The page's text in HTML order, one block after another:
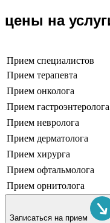
цены на
Прием специалистов
Прием терапевта
Прием онколога
Прием гастроэнтеролога
Прием невролога
Прием дерматолога
Прием хирурга
Прием офтальмолога
Прием орнитолога
Записаться на прием